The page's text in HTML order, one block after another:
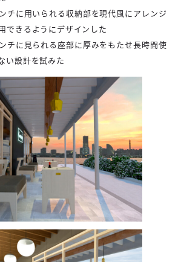
チに用いられる収納部を現代風にアレンジ
できるようにデザインした
チに見られる座部に厚みをもたせ長時間使
い設計を試みた